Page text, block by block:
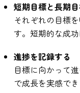
短期目標と長期
それぞれの目標
す。短期的な成
進捗を記録する
目標に向かって
で成長を実感でき